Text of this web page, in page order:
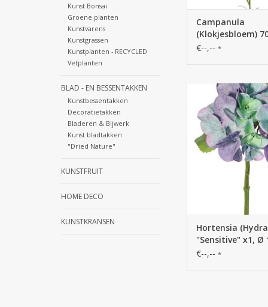
Kunst Bonsai
Groene planten
Kunstvarens
Kunstgrassen
Kunstplanten - RECYCLED
Vetplanten
BLAD - EN BESSENTAKKEN
Kunstbessentakken
Decoratietakken
Bladeren & Bijwerk
Kunst bladtakken
"Dried Nature"
KUNSTFRUIT
HOME DECO
KUNSTKRANSEN
Campanula
(Klokjesbloem)
€--,-- *
130740BL -
(Hydrangea)
13CM, x24blm,
Hortensia
"Sensitive" x1, Ø
x24blm, x2blad,
€--,-- *